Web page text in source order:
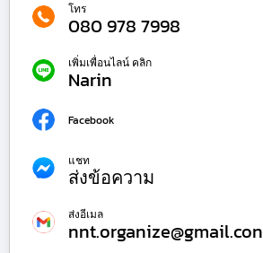
โทร
080 978 7998
เพิ่มเพื่อนไลน์ คลิก
Narin
Facebook
แชท
ส่งข้อความ
ส่งอีเมล
nnt.organize@gmail.con